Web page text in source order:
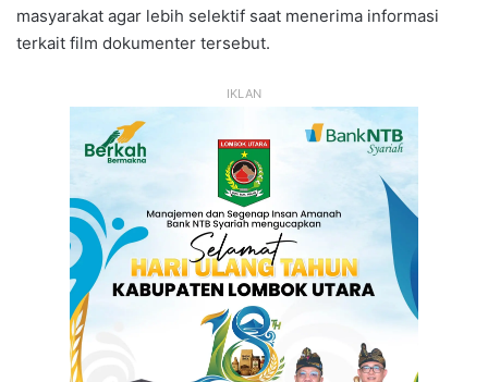
masyarakat agar lebih selektif saat menerima informasi
terkait film dokumenter tersebut.
IKLAN